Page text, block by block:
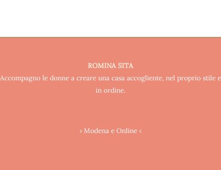
ROMINA SITA
Accompagno le donne a creare una casa accogliente, nel proprio stile e
in ordine.
› Modena e Online ‹